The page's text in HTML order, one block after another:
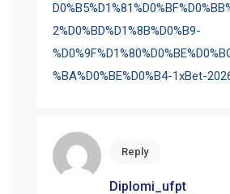
2%D0%BD%D1%8B%D0%B9-
%BA%D0%BE%D0%B4-1xBet-
Reply
Diplomi_ufpt